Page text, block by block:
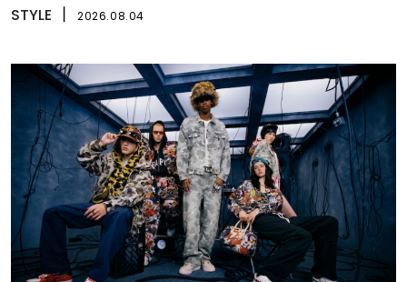
Skate”が登場
STYLE 2026.08.04